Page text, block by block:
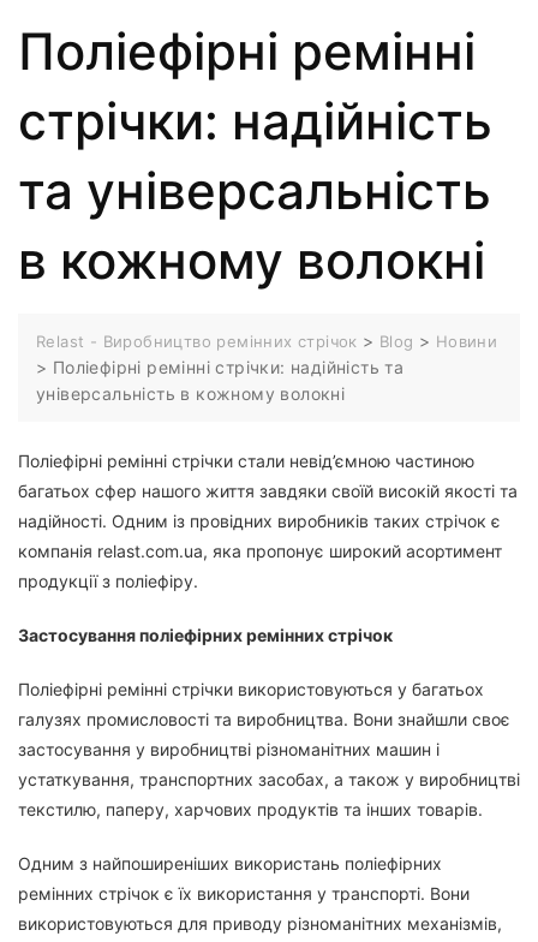
Поліефірні ремінні
стрічки: надійність
та універсальність
в кожному волокні
Relast - Виробництво ремінних стрічок > Blog > Новини
> Поліефірні ремінні стрічки: надійність та
універсальність в кожному волокні
Поліефірні ремінні стрічки стали невід’ємною частиною
багатьох сфер нашого життя завдяки своїй високій якості та
надійності. Одним із провідних виробників таких стрічок є
компанія relast.com.ua, яка пропонує широкий асортимент
продукції з поліефіру.
Застосування поліефірних ремінних стрічок
Поліефірні ремінні стрічки використовуються у багатьох
галузях промисловості та виробництва. Вони знайшли своє
застосування у виробництві різноманітних машин і
устаткування, транспортних засобах, а також у виробництві
текстилю, паперу, харчових продуктів та інших товарів.
Одним з найпоширеніших використань поліефірних
ремінних стрічок є їх використання у транспорті. Вони
використовуються для приводу різноманітних механізмів,